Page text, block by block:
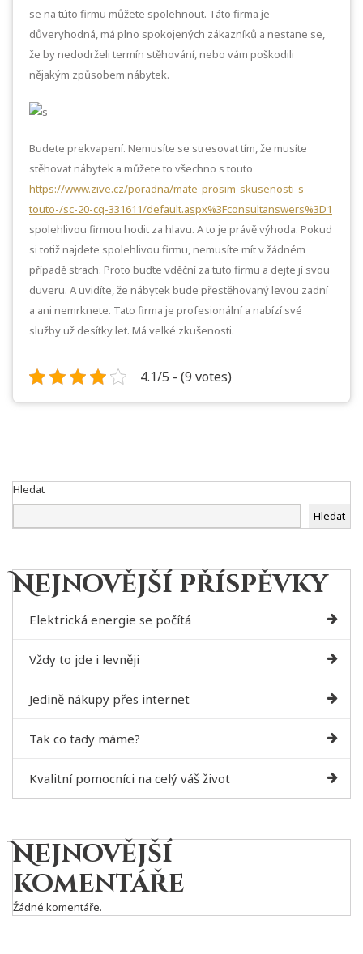
se na túto firmu můžete spolehnout. Táto firma je
důveryhodná, má plno spokojených zákazníků a nestane se,
že by nedodrželi termín stěhování, nebo vám poškodili
nějakým způsobem nábytek.
Budete prekvapení. Nemusíte se stresovat tím, že musíte
stěhovat nábytek a můžete to všechno s touto
https://www.zive.cz/poradna/mate-prosim-skusenosti-s-
touto-/sc-20-cq-331611/default.aspx%3Fconsultanswers%3D1
spolehlivou firmou hodit za hlavu. A to je právě výhoda. Pokud
si totiž najdete spolehlivou firmu, nemusíte mít v žádném
případě strach. Proto buďte vděční za tuto firmu a dejte jí svou
duveru. A uvidíte, že nábytek bude přestěhovaný levou zadní
a ani nemrknete. Tato firma je profesionální a nabízí své
služby už desítky let. Má velké zkušenosti.
4.1/5 - (9 votes)
Hledat
Hledat
Nejnovější příspěvky
Elektrická energie se počítá
Vždy to jde i levněji
Jedině nákupy přes internet
Tak co tady máme?
Kvalitní pomocníci na celý váš život
Nejnovější
komentáře
Žádné komentáře.